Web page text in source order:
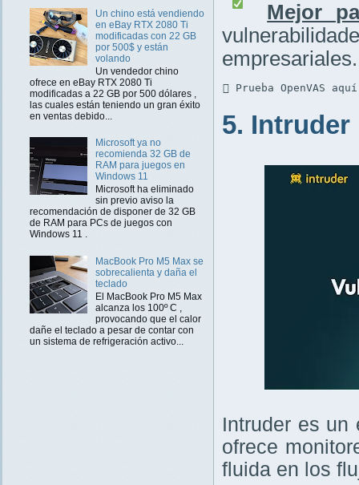
Un chino está vendiendo
en eBay RTX 2080 Ti
modificadas con 22 GB
por 500$ y están
volando
Un vendedor chino
ofrece en eBay RTX 2080 Ti
modificadas a 22 GB por 500 dólares ,
las cuales están teniendo un gran éxito
en ventas debido...
Microsoft ya no
recomienda 32 GB de
RAM para juegos en
Windows 11
Microsoft ha eliminado
sin previo aviso la
recomendación de disponer de 32 GB
de RAM para PCs de juegos con
Windows 11 .
MacBook Pro M5 Max se
sobrecalienta y daña el
teclado
El MacBook Pro M5 Max
alcanza los 100º C ,
provocando que el calor
dañe el teclado a pesar de contar con
un sistema de refrigeración activo...
Mejor
empresariales.
 Prueba OpenVAS
5. Intruder
Intruder es un
ofrece
fluida en los